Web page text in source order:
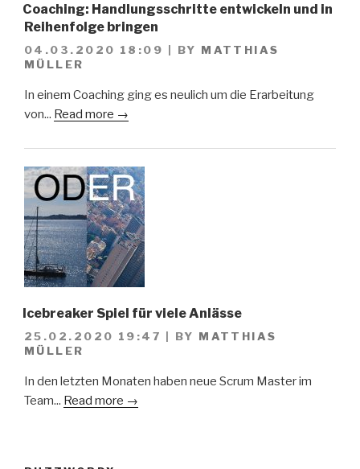
Coaching: Handlungsschritte entwickeln und in
Reihenfolge bringen
04.03.2020 18:09 BY MATTHIAS
MÜLLER
In einem Coaching ging es neulich um die Erarbeitung
von... Read more →
Icebreaker Spiel für viele Anlässe
25.02.2020 19:47 BY MATTHIAS
MÜLLER
In den letzten Monaten haben neue Scrum Master im
Team... Read more →